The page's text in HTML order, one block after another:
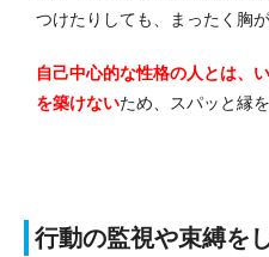
つけたりしても、まったく胸
自己中心的な性格の人とは、
を築けないため、スパッと縁
行動の監視や束縛を